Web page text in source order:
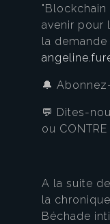
avenir pour
la demande
🔔
💬 Dites-
ou
A la suite
la
Béchade